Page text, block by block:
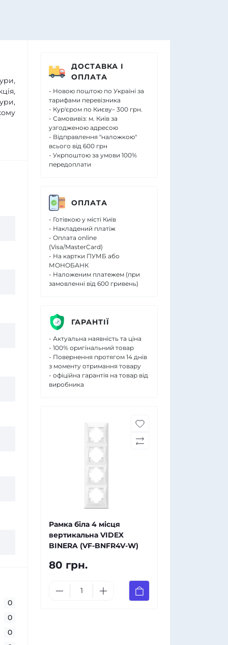
0
0
0
ДОСТАВКА І
ОПЛАТА
- Новою поштою по Україні за
тарифами перевізника
- Кур'єром по Києву– 300 грн.
- Самовивіз: м. Київ за
узгодженою адресою
- Відправлення "наложкою"
всього від 600 грн
- Укрпоштою за умови 100%
передоплати
ОПЛАТА
- Готівкою у місті Київ
- Накладений платіж
- Оплата online
(Visa/MasterCard)
- На картки ПУМБ або
МОНОБАНК
- Наложеним платежем (при
замовленні від 600 гривень)
ГАРАНТІЇ
- Актуальна наявність та ціна
- 100% оригінальний товар
- Повернення протягом 14 днів
з моменту отримання товару
- офіційна гарантія на товар від
виробника
Рамка біла 4 місця
вертикальна VIDEX
BINERA (VF-BNFR4V-W)
80 грн.